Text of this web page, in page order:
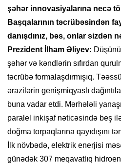
şəhər innovasiyalarına necə
Başqalarının təcrübəsindən
danışdınız, bəs, onlar sizdən
Prezident İlham Əliyev:
şəhər və kəndlərin sıfırdan
təcrübə formalaşdırmışıq.
ərazilərin genişmiqyaslı
buna vadar etdi. Mərhələli
paralel inkişaf nəticəsində beş
doğma torpaqlarına qayıdışını
İlk növbədə, elektrik enerjisi
günədək 307 meqavatlıq